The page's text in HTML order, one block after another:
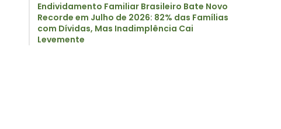
Endividamento Familiar Brasileiro Bate Novo
Recorde em Julho de 2026: 82% das Famílias
com Dívidas, Mas Inadimplência Cai
Levemente